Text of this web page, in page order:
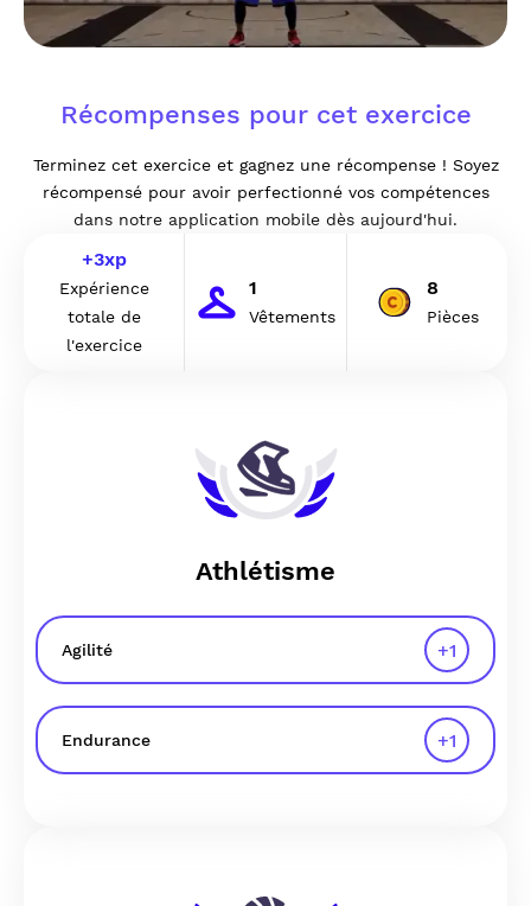
Récompenses pour cet exercice
Terminez cet exercice et gagnez une récompense ! Soyez
récompensé pour avoir perfectionné vos compétences
dans notre application mobile dès aujourd'hui.
+3xp
Expérience
totale de
l'exercice
1
Vêtements
8
Pièces
Athlétisme
Agilité +1
Endurance +1